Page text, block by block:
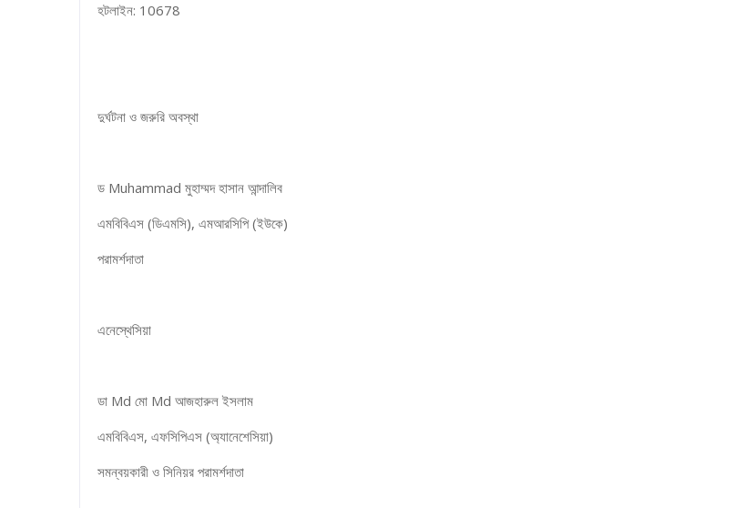
হটলাইন: 10678
দুর্ঘটনা ও জরুরি অবস্থা
ড Muhammad মুহাম্মদ হাসান আন্দালিব
এমবিবিএস (ডিএমসি), এমআরসিপি (ইউকে)
পরামর্শদাতা
এনেস্থেসিয়া
ডা Md মো Md আজহারুল ইসলাম
এমবিবিএস, এফসিপিএস (অ্যানেশেসিয়া)
সমন্বয়কারী ও সিনিয়র পরামর্শদাতা